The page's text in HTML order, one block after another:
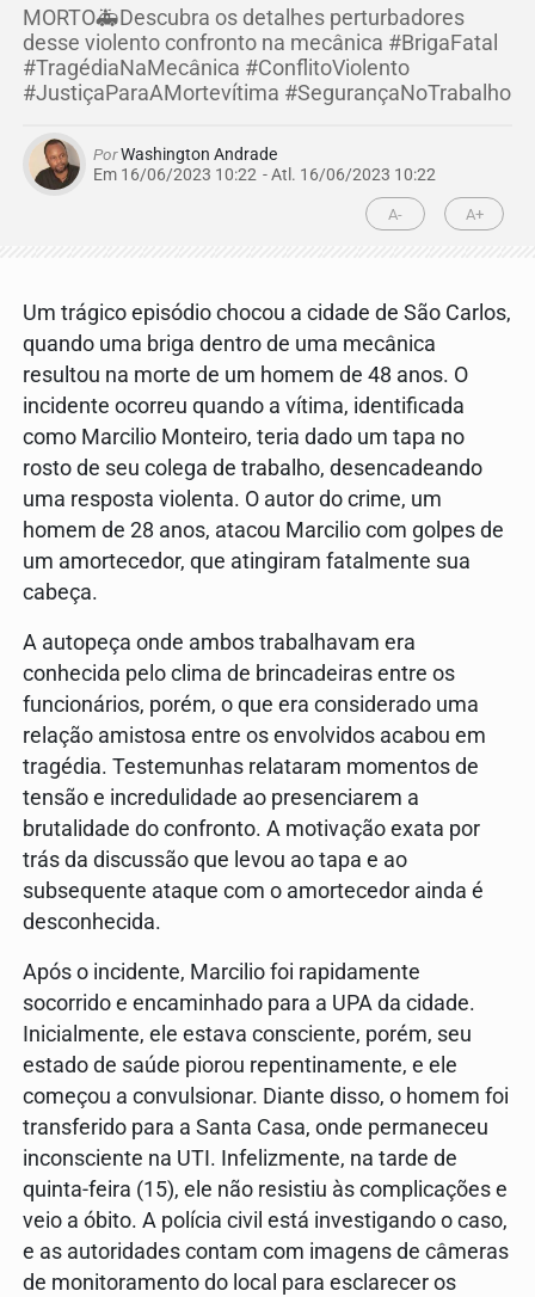
MORTO🚑Descubra os detalhes perturbadores
desse violento confronto na mecânica #BrigaFatal
#TragédiaNaMecânica #ConflitoViolento
#JustiçaParaAMortevítima #SegurançaNoTrabalho
PorWashington Andrade
Em 16/06/2023 10:22 - Atl. 16/06/2023 10:22
A- A+
Um trágico episódio chocou a cidade de São Carlos,
quando uma briga dentro de uma mecânica
resultou na morte de um homem de 48 anos. O
incidente ocorreu quando a vítima, identificada
como Marcilio Monteiro, teria dado um tapa no
rosto de seu colega de trabalho, desencadeando
uma resposta violenta. O autor do crime, um
homem de 28 anos, atacou Marcilio com golpes de
um amortecedor, que atingiram fatalmente sua
cabeça.
A autopeça onde ambos trabalhavam era
conhecida pelo clima de brincadeiras entre os
funcionários, porém, o que era considerado uma
relação amistosa entre os envolvidos acabou em
tragédia. Testemunhas relataram momentos de
tensão e incredulidade ao presenciarem a
brutalidade do confronto. A motivação exata por
trás da discussão que levou ao tapa e ao
subsequente ataque com o amortecedor ainda é
desconhecida.
Após o incidente, Marcilio foi rapidamente
socorrido e encaminhado para a UPA da cidade.
Inicialmente, ele estava consciente, porém, seu
estado de saúde piorou repentinamente, e ele
começou a convulsionar. Diante disso, o homem foi
transferido para a Santa Casa, onde permaneceu
inconsciente na UTI. Infelizmente, na tarde de
quinta-feira (15), ele não resistiu às complicações e
veio a óbito. A polícia civil está investigando o caso,
e as autoridades contam com imagens de câmeras
de monitoramento do local para esclarecer os